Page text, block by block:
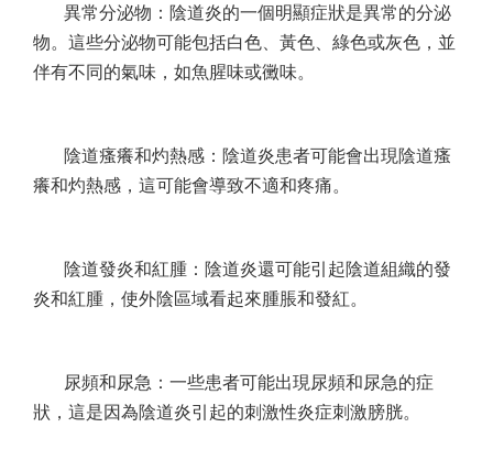
異常分泌物：陰道炎的一個明顯症狀是異常的分泌
物。這些分泌物可能包括白色、黃色、綠色或灰色，並
伴有不同的氣味，如魚腥味或黴味。
陰道瘙癢和灼熱感：陰道炎患者可能會出現陰道瘙
癢和灼熱感，這可能會導致不適和疼痛。
陰道發炎和紅腫：陰道炎還可能引起陰道組織的發
炎和紅腫，使外陰區域看起來腫脹和發紅。
尿頻和尿急：一些患者可能出現尿頻和尿急的症
狀，這是因為陰道炎引起的刺激性炎症刺激膀胱。